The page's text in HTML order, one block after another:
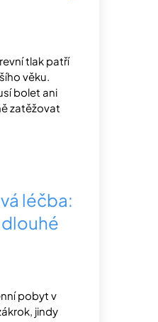
tlak patří
věku.
bolet ani
zatěžovat
léčba:
pobyt v
jindy